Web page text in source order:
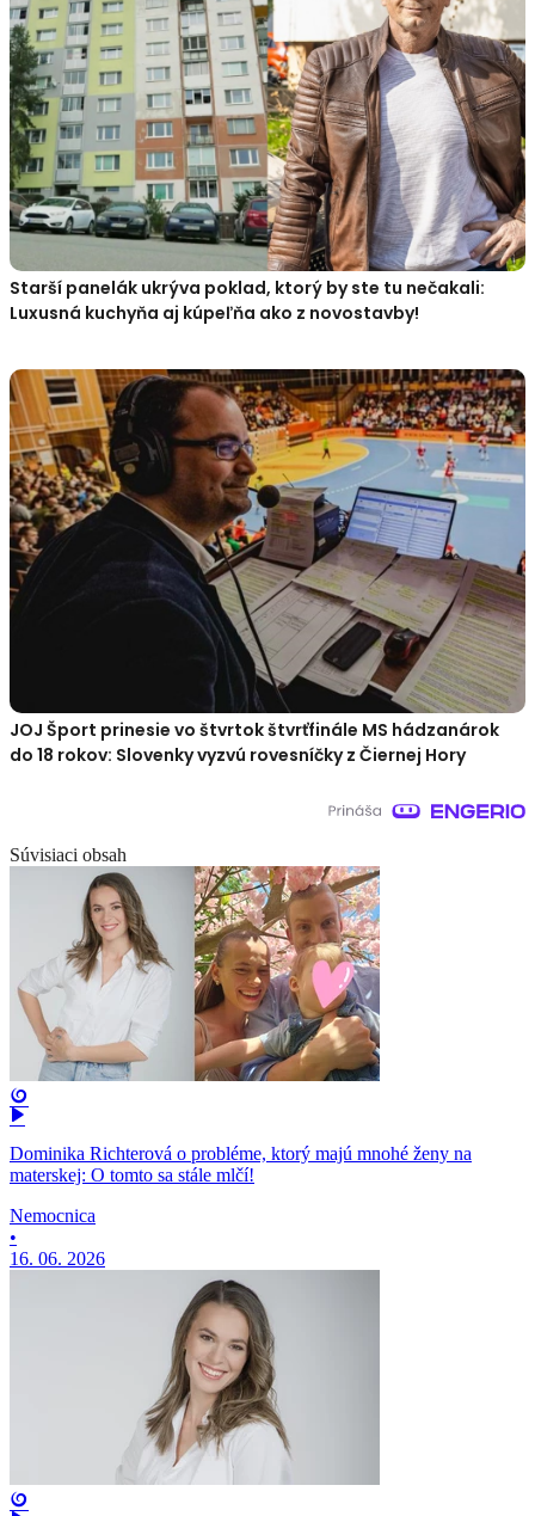
Starší panelák ukrýva poklad, ktorý by ste tu nečakali:
Luxusná kuchyňa aj kúpeľňa ako z novostavby!
JOJ Šport prinesie vo štvrtok štvrťfinále MS hádzanárok
do 18 rokov: Slovenky vyzvú rovesníčky z Čiernej Hory
Súvisiaci obsah
Dominika Richterová o probléme, ktorý majú mnohé ženy na
materskej: O tomto sa stále mlčí!
Nemocnica
•
16. 06. 2026